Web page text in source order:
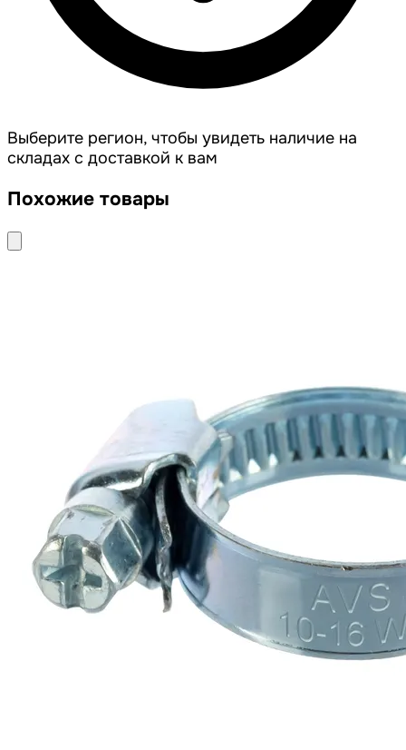
Выберите регион, чтобы увидеть наличие на
складах с доставкой к вам
Похожие товары